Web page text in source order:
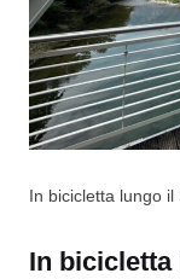
In bicicletta lungo
In bicicletta